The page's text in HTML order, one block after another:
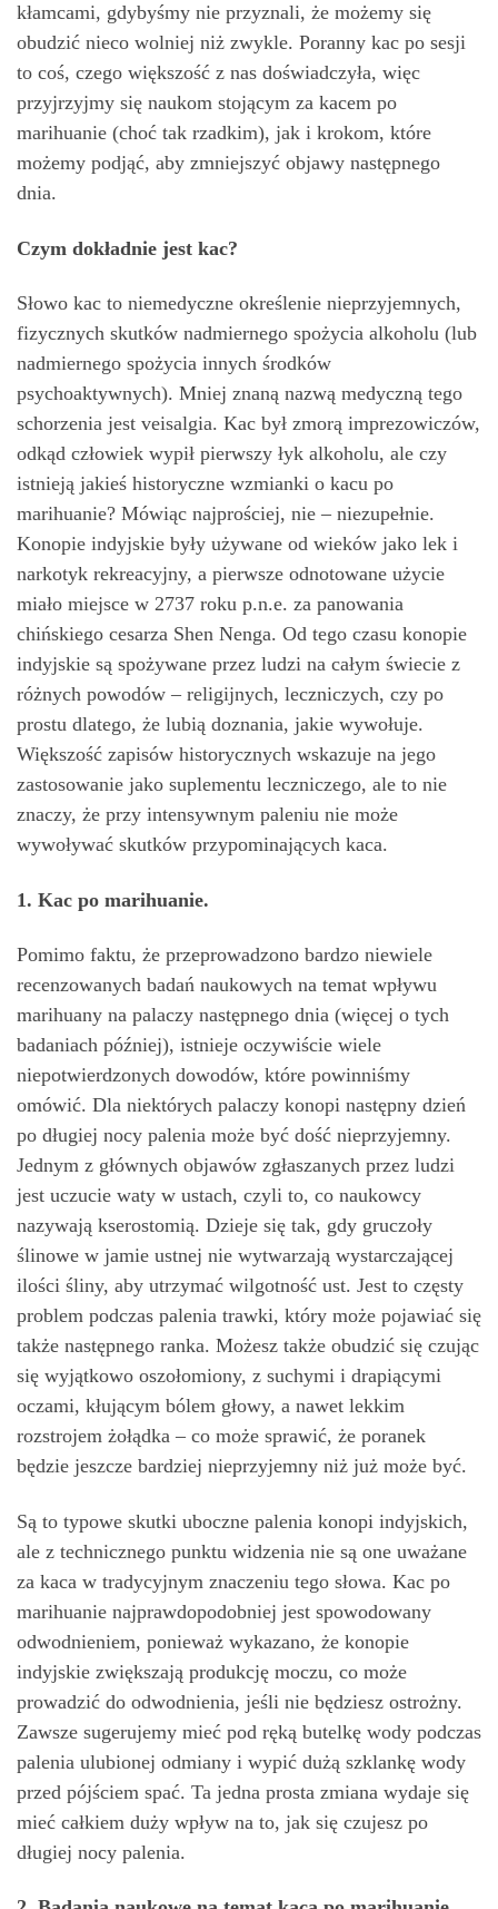
kłamcami, gdybyśmy nie przyznali, że możemy się
obudzić nieco wolniej niż zwykle. Poranny kac po sesji
to coś, czego większość z nas doświadczyła, więc
przyjrzyjmy się naukom stojącym za kacem po
marihuanie (choć tak rzadkim), jak i krokom, które
możemy podjąć, aby zmniejszyć objawy następnego
dnia.
Czym dokładnie jest kac?
Słowo kac to niemedyczne określenie nieprzyjemnych,
fizycznych skutków nadmiernego spożycia alkoholu (lub
nadmiernego spożycia innych środków
psychoaktywnych). Mniej znaną nazwą medyczną tego
schorzenia jest veisalgia. Kac był zmorą imprezowiczów,
odkąd człowiek wypił pierwszy łyk alkoholu, ale czy
istnieją jakieś historyczne wzmianki o kacu po
marihuanie? Mówiąc najprościej, nie – niezupełnie.
Konopie indyjskie były używane od wieków jako lek i
narkotyk rekreacyjny, a pierwsze odnotowane użycie
miało miejsce w 2737 roku p.n.e. za panowania
chińskiego cesarza Shen Nenga. Od tego czasu konopie
indyjskie są spożywane przez ludzi na całym świecie z
różnych powodów – religijnych, leczniczych, czy po
prostu dlatego, że lubią doznania, jakie wywołuje.
Większość zapisów historycznych wskazuje na jego
zastosowanie jako suplementu leczniczego, ale to nie
znaczy, że przy intensywnym paleniu nie może
wywoływać skutków przypominających kaca.
1. Kac po marihuanie.
Pomimo faktu, że przeprowadzono bardzo niewiele
recenzowanych badań naukowych na temat wpływu
marihuany na palaczy następnego dnia (więcej o tych
badaniach później), istnieje oczywiście wiele
niepotwierdzonych dowodów, które powinniśmy
omówić. Dla niektórych palaczy konopi następny dzień
po długiej nocy palenia może być dość nieprzyjemny.
Jednym z głównych objawów zgłaszanych przez ludzi
jest uczucie waty w ustach, czyli to, co naukowcy
nazywają kserostomią. Dzieje się tak, gdy gruczoły
ślinowe w jamie ustnej nie wytwarzają wystarczającej
ilości śliny, aby utrzymać wilgotność ust. Jest to częsty
problem podczas palenia trawki, który może pojawiać się
także następnego ranka. Możesz także obudzić się czując
się wyjątkowo oszołomiony, z suchymi i drapiącymi
oczami, kłującym bólem głowy, a nawet lekkim
rozstrojem żołądka – co może sprawić, że poranek
będzie jeszcze bardziej nieprzyjemny niż już może być.
Są to typowe skutki uboczne palenia konopi indyjskich,
ale z technicznego punktu widzenia nie są one uważane
za kaca w tradycyjnym znaczeniu tego słowa. Kac po
marihuanie najprawdopodobniej jest spowodowany
odwodnieniem, ponieważ wykazano, że konopie
indyjskie zwiększają produkcję moczu, co może
prowadzić do odwodnienia, jeśli nie będziesz ostrożny.
Zawsze sugerujemy mieć pod ręką butelkę wody podczas
palenia ulubionej odmiany i wypić dużą szklankę wody
przed pójściem spać. Ta jedna prosta zmiana wydaje się
mieć całkiem duży wpływ na to, jak się czujesz po
długiej nocy palenia.